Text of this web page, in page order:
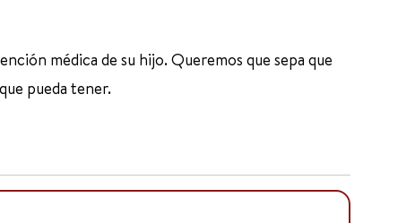
médica de su hijo. Queremos que sepa que
pueda tener.